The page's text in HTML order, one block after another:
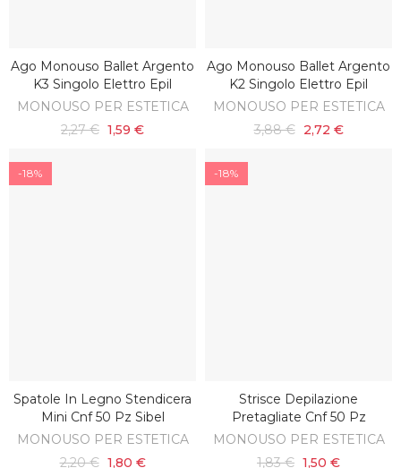
SCOPRI
Ago Monouso Ballet Argento
K3 Singolo Elettro Epil
MONOUSO PER ESTETICA
2,27 € 1,59 €
AGGIUNGI AL CARRELLO
Ago Monouso Ballet Argento
K2 Singolo Elettro Epil
MONOUSO PER ESTETICA
3,88 € 2,72 €
-18%
AGGIUNGI AL CARRELLO
Spatole In Legno Stendicera
Mini Cnf 50 Pz Sibel
MONOUSO PER ESTETICA
2,20 € 1,80 €
-18%
AGGIUNGI AL CARRELLO
Strisce Depilazione
Pretagliate Cnf 50 Pz
MONOUSO PER ESTETICA
1,83 € 1,50 €